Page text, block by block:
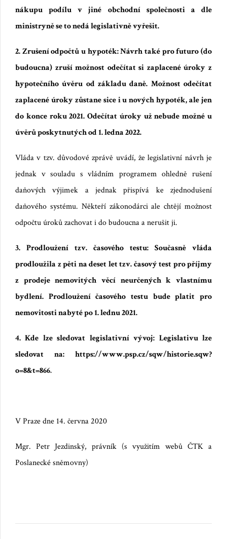
nákupu podílu v jiné obchodní společnosti a dle
ministryně se to nedá legislativně vyřešit.
2. Zrušení odpočtů u hypoték: Návrh také pro futuro (do
budoucna) zruší možnost odečítat si zaplacené úroky z
hypotečního úvěru od základu daně. Možnost odečítat
zaplacené úroky zůstane sice i u nových hypoték, ale jen
do konce roku 2021. Odečítat úroky už nebude možné u
úvěrů poskytnutých od 1. ledna 2022.
Vláda v tzv. důvodové zprávě uvádí, že legislativní návrh je
jednak v souladu s vládním programem ohledně rušení
daňových výjimek a jednak přispívá ke zjednodušení
daňového systému. Někteří zákonodárci ale chtějí možnost
odpočtu úroků zachovat i do budoucna a nerušit ji.
3. Prodloužení tzv. časového testu: Současně vláda
prodloužila z pěti na deset let tzv. časový test pro příjmy
z prodeje nemovitých věcí neurčených k vlastnímu
bydlení. Prodloužení časového testu bude platit pro
nemovitosti nabyté po 1. lednu 2021.
4. Kde lze sledovat legislativní vývoj: Legislativu lze
sledovat na: https://www.psp.cz/sqw/historie.sqw?
o=8&t=866.
V Praze dne 14. června 2020
Mgr. Petr Jezdinský, právník (s využitím webů ČTK a
Poslanecké sněmovny)